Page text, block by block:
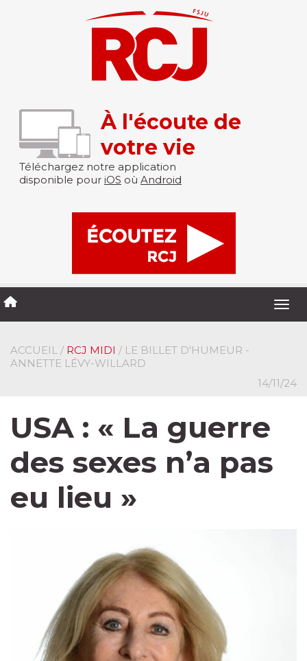
À l'écoute de
votre vie
Téléchargez notre application
disponible pour iOS où Android
ACCUEIL / RCJ MIDI / LE BILLET D'HUMEUR -
ANNETTE LÉVY-WILLARD
14/11/24
USA : « La guerre
des sexes n’a pas
eu lieu »